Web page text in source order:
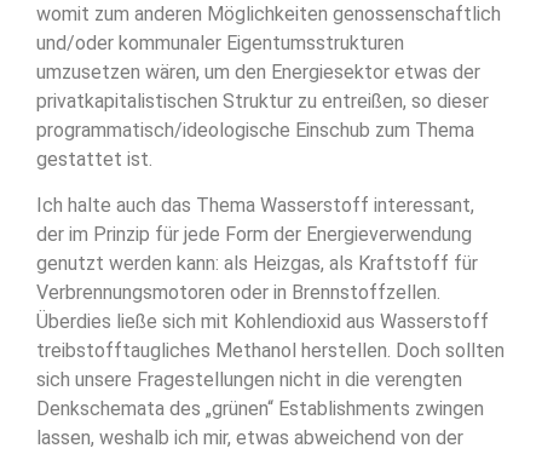
womit zum anderen Möglichkeiten genossenschaftlich
und/oder kommunaler Eigentumsstrukturen
umzusetzen wären, um den Energiesektor etwas der
privatkapitalistischen Struktur zu entreißen, so dieser
programmatisch/ideologische Einschub zum Thema
gestattet ist.
Ich halte auch das Thema Wasserstoff interessant,
der im Prinzip für jede Form der Energieverwendung
genutzt werden kann: als Heizgas, als Kraftstoff für
Verbrennungsmotoren oder in Brennstoffzellen.
Überdies ließe sich mit Kohlendioxid aus Wasserstoff
treibstofftaugliches Methanol herstellen. Doch sollten
sich unsere Fragestellungen nicht in die verengten
Denkschemata des „grünen“ Establishments zwingen
lassen, weshalb ich mir, etwas abweichend von der